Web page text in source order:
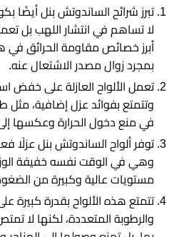
تبرز شرائح الساندوتش بنل أيضًا
لا تساهم في انتشار اللهب بل
أبرز خصائص مقاومة الحرائق في
بمجرد زوال مصدر الاشتعال عنه.
تعمل الألواح العازلة على خفض
وتتمتع بفوائد عزل إضافية، مثل
في منع دخول الحرارة وعكسها إلى
توفر ألواح الساندوتش بنل عزلًا
وهي في الوقت نفسه خفيفة
مستويات عالية وكبيرة من
تتمتع هذه الألواح بقدرة كبيرة
والرطوبة المتعددة، لكنها لا